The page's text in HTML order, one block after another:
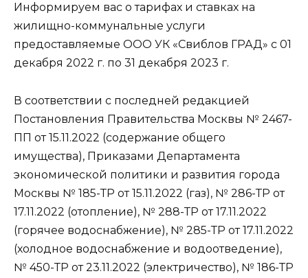
Информируем вас о тарифах и ставках на
жилищно-коммунальные услуги
предоставляемые ООО УК «Свиблов ГРАД» с 01
декабря 2022 г. по 31 декабря 2023 г.
В соответствии с последней редакцией
Постановления Правительства Москвы № 2467-
ПП от 15.11.2022 (содержание общего
имущества), Приказами Департамента
экономической политики и развития города
Москвы № 185-ТР от 15.11.2022 (газ), № 286-ТР от
17.11.2022 (отопление), № 288-ТР от 17.11.2022
(горячее водоснабжение), № 285-ТР от 17.11.2022
(холодное водоснабжение и водоотведение),
№ 450-ТР от 23.11.2022 (электричество), № 186-ТР